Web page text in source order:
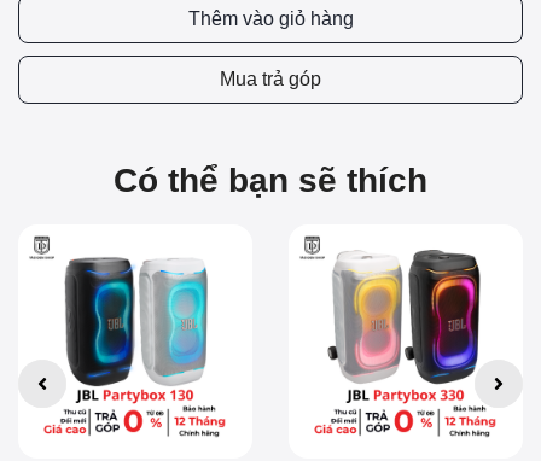
Thêm vào giỏ hàng
Mua trả góp
Có thể bạn sẽ thích